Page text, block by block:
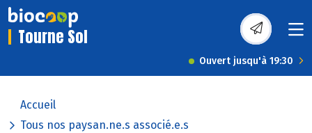
Tourne Sol
Ouvert jusqu'à 19:30
Accueil
Tous nos paysan.ne.s associé.e.s